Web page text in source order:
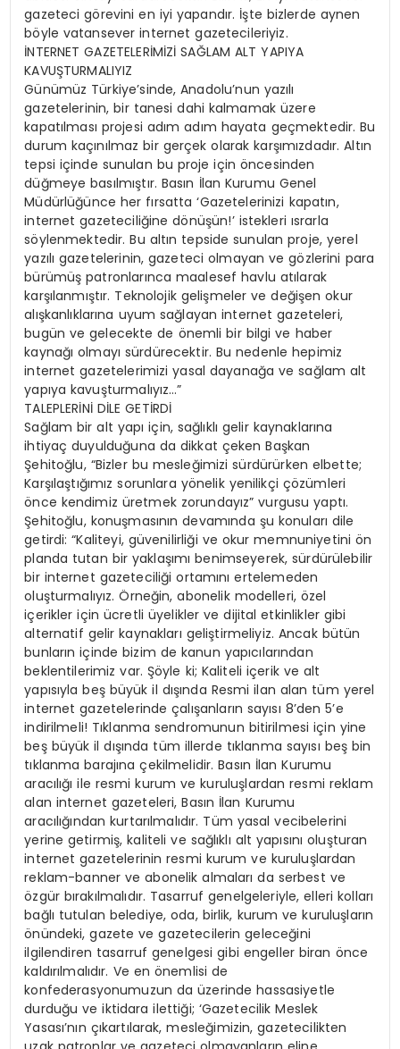
gazeteci görevini en iyi yapandır. İşte bizlerde aynen
böyle vatansever internet gazetecileriyiz.
İNTERNET GAZETELERİMİZİ SAĞLAM ALT YAPIYA
KAVUŞTURMALIYIZ
Günümüz Türkiye’sinde, Anadolu’nun yazılı
gazetelerinin, bir tanesi dahi kalmamak üzere
kapatılması projesi adım adım hayata geçmektedir. Bu
durum kaçınılmaz bir gerçek olarak karşımızdadır. Altın
tepsi içinde sunulan bu proje için öncesinden
düğmeye basılmıştır. Basın İlan Kurumu Genel
Müdürlüğünce her fırsatta ‘Gazetelerinizi kapatın,
internet gazeteciliğine dönüşün!’ istekleri ısrarla
söylenmektedir. Bu altın tepside sunulan proje, yerel
yazılı gazetelerinin, gazeteci olmayan ve gözlerini para
bürümüş patronlarınca maalesef havlu atılarak
karşılanmıştır. Teknolojik gelişmeler ve değişen okur
alışkanlıklarına uyum sağlayan internet gazeteleri,
bugün ve gelecekte de önemli bir bilgi ve haber
kaynağı olmayı sürdürecektir. Bu nedenle hepimiz
internet gazetelerimizi yasal dayanağa ve sağlam alt
yapıya kavuşturmalıyız…”
TALEPLERİNİ DİLE GETİRDİ
Sağlam bir alt yapı için, sağlıklı gelir kaynaklarına
ihtiyaç duyulduğuna da dikkat çeken Başkan
Şehitoğlu, “Bizler bu mesleğimizi sürdürürken elbette;
Karşılaştığımız sorunlara yönelik yenilikçi çözümleri
önce kendimiz üretmek zorundayız” vurgusu yaptı.
Şehitoğlu, konuşmasının devamında şu konuları dile
getirdi: “Kaliteyi, güvenilirliği ve okur memnuniyetini ön
planda tutan bir yaklaşımı benimseyerek, sürdürülebilir
bir internet gazeteciliği ortamını ertelemeden
oluşturmalıyız. Örneğin, abonelik modelleri, özel
içerikler için ücretli üyelikler ve dijital etkinlikler gibi
alternatif gelir kaynakları geliştirmeliyiz. Ancak bütün
bunların içinde bizim de kanun yapıcılarından
beklentilerimiz var. Şöyle ki; Kaliteli içerik ve alt
yapısıyla beş büyük il dışında Resmi ilan alan tüm yerel
internet gazetelerinde çalışanların sayısı 8’den 5’e
indirilmeli! Tıklanma sendromunun bitirilmesi için yine
beş büyük il dışında tüm illerde tıklanma sayısı beş bin
tıklanma barajına çekilmelidir. Basın İlan Kurumu
aracılığı ile resmi kurum ve kuruluşlardan resmi reklam
alan internet gazeteleri, Basın İlan Kurumu
aracılığından kurtarılmalıdır. Tüm yasal vecibelerini
yerine getirmiş, kaliteli ve sağlıklı alt yapısını oluşturan
internet gazetelerinin resmi kurum ve kuruluşlardan
reklam-banner ve abonelik almaları da serbest ve
özgür bırakılmalıdır. Tasarruf genelgeleriyle, elleri kolları
bağlı tutulan belediye, oda, birlik, kurum ve kuruluşların
önündeki, gazete ve gazetecilerin geleceğini
ilgilendiren tasarruf genelgesi gibi engeller biran önce
kaldırılmalıdır. Ve en önemlisi de
konfederasyonumuzun da üzerinde hassasiyetle
durduğu ve iktidara ilettiği; ‘Gazetecilik Meslek
Yasası’nın çıkartılarak, mesleğimizin, gazetecilikten